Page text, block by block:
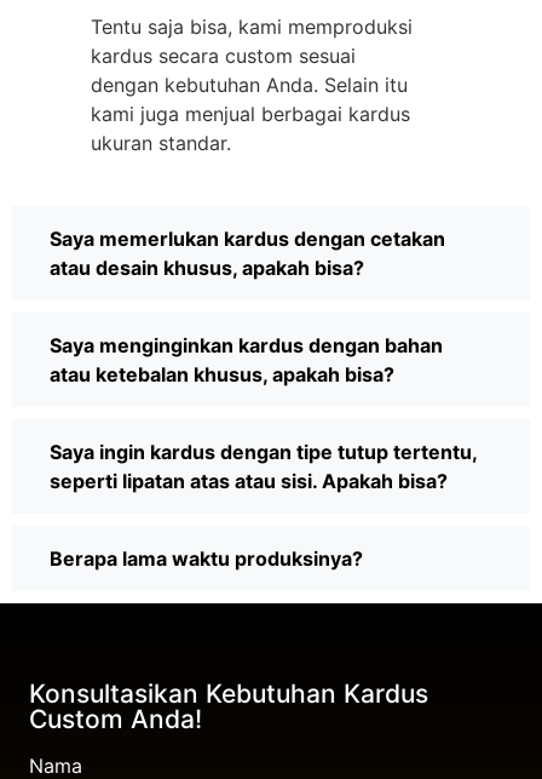
Tentu saja bisa, kami memproduksi
kardus secara custom sesuai
dengan kebutuhan Anda. Selain itu
kami juga menjual berbagai kardus
ukuran standar.
Saya memerlukan kardus dengan cetakan
atau desain khusus, apakah bisa?
Saya menginginkan kardus dengan bahan
atau ketebalan khusus, apakah bisa?
Saya ingin kardus dengan tipe tutup tertentu,
seperti lipatan atas atau sisi. Apakah bisa?
Berapa lama waktu produksinya?
Konsultasikan Kebutuhan Kardus
Custom Anda!
Nama